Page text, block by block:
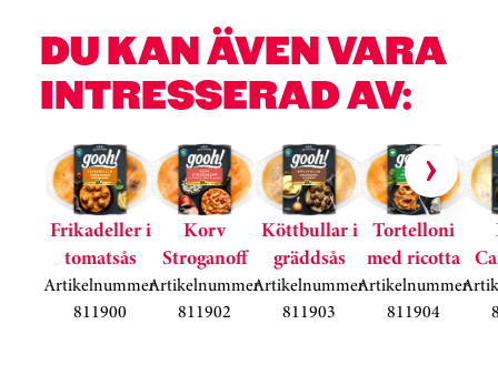
DU KAN ÄVEN VARA
INTRESSERAD AV:
Hoppa över kortkarusell
Frikadeller i
tomatsås
Artikelnummer
811900
Korv
Stroganoff
Artikelnummer
811902
Köttbullar i
gräddsås
Artikelnummer
811903
Tortelloni
med ricotta
Artikelnummer
811904